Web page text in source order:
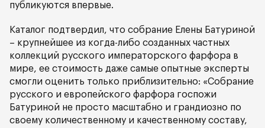
публикуются впервые.
Каталог подтвердил, что собрание Елены Батуриной
– крупнейшее из когда-либо созданных частных
коллекций русского императорского фарфора в
мире, ее стоимость даже самые опытные эксперты
смогли оценить только приблизительно: «Собрание
русского и европейского фарфора госпожи
Батуриной не просто масштабно и грандиозно по
своему количественному и качественному составу,